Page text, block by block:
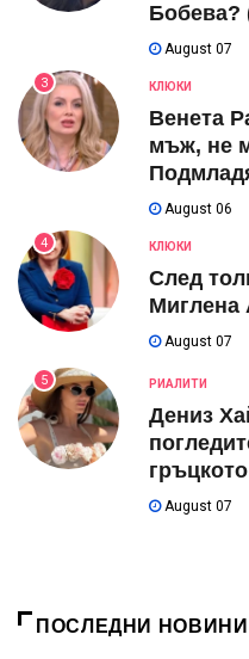
Бобева?
August 07
3 КЛЮКИ
Венета
мъж, не
August 06
4 КЛЮКИ
След
Миглена
August 07
5 РИАЛИТИ
Дениз
August 07
ПОСЛЕДНИ НОВИНИ